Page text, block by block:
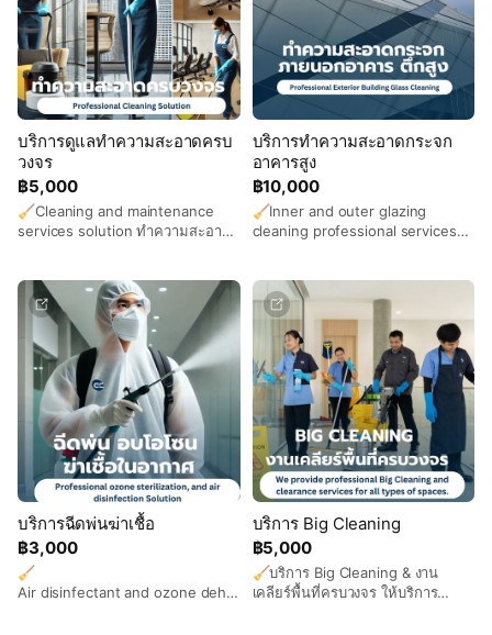
฿5,000
บริการดูแลทำความสะอาดครบ
วงจร
🧹Cleaning and maintenance
services solution ทำความสะอาด
และปัดกวาดหยากใย่ พนักงานบริการ
ความสะอาดเดินทางมาพร้อม
อุปกรณ์และน้ำยาทำความสะอาด
เช่น ไม้กวาด ไม้ม็อบ ที่เช็ดกระจก
แปรงขัดห้องน้ำ แปรงขัดโถภาชนะ
น้ำยาล้างห้องน้ำ ล้างพื้น น้ำยาเช็ด
กระจก น้ำยาล้างจาน และน้ำยา
ทำความสะอาดเฉพาะพื้นผิว รับรอง
มาตราฐาน GMP ดูแลรักษาความ
สะอาดครบวงจร
฿10,000
บริการทำความสะอาดกระจก
อาคารสูง
🧹Inner and outer glazing
cleaning professional services
กระจกตึกสูงอย่างครบวงจร ตรวจ
สอบแนวยาง ด้วยทีมงานเฉพาะทางมี
การพัฒนาทักษะประสบการณ์ 42 ปี
ในด้านการเช็คกระจก และ ทำความ
สะอาดกระจกตึกสูง เก็บงานละเอียด
ปรานีต ทำความสะอาดกระจกให้ตึก
เก่ากลับมาใสเหมือนใหม่อีกครั้ง
มั่นใจได้ในความสะอาด สดใส
แวววาวของกระจก สร้างบรรยากาศ
ภาพลักษณ์ที่ดีที่สุด ให้กับองค์กรของ
คุณ
฿3,000
บริการฉีดพ่นฆ่าเชื้อ
🧹
Air disinfectant and ozone dehu
฿5,000
บริการ Big Cleaning
🧹บริการ Big Cleaning & งาน
เคลียร์พื้นที่ครบวงจร ให้บริการ